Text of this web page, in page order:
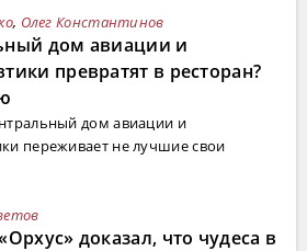
, Олег Константинов
дом авиации и
превратят в ресторан?
дом авиации и
переживает не лучшие свои
доказал, что чудеса в